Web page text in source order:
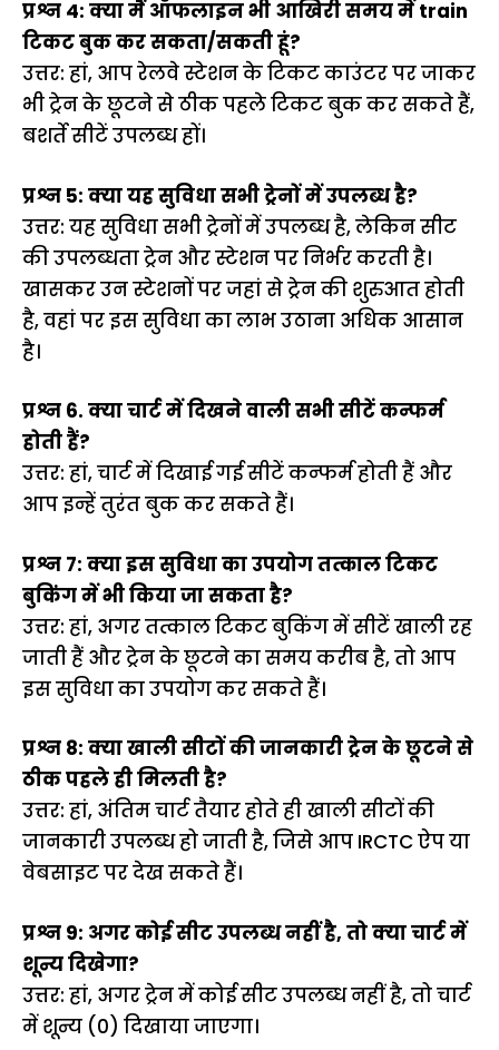
प्रश्न 4: क्या मैं ऑफलाइन भी आखिरी समय में train
टिकट बुक कर सकता/सकती हूं?
उत्तर: हां, आप रेलवे स्टेशन के टिकट काउंटर पर जाकर
भी ट्रेन के छूटने से ठीक पहले टिकट बुक कर सकते हैं,
बशर्ते सीटें उपलब्ध हों।
प्रश्न 5: क्या यह सुविधा सभी ट्रेनों में उपलब्ध है?
उत्तर: यह सुविधा सभी ट्रेनों में उपलब्ध है, लेकिन सीट
की उपलब्धता ट्रेन और स्टेशन पर निर्भर करती है।
खासकर उन स्टेशनों पर जहां से ट्रेन की शुरुआत होती
है, वहां पर इस सुविधा का लाभ उठाना अधिक आसान
है।
प्रश्न 6. क्या चार्ट में दिखने वाली सभी सीटें कन्फर्म
होती हैं?
उत्तर: हां, चार्ट में दिखाई गई सीटें कन्फर्म होती हैं और
आप इन्हें तुरंत बुक कर सकते हैं।
प्रश्न 7: क्या इस सुविधा का उपयोग तत्काल टिकट
बुकिंग में भी किया जा सकता है?
उत्तर: हां, अगर तत्काल टिकट बुकिंग में सीटें खाली रह
जाती हैं और ट्रेन के छूटने का समय करीब है, तो आप
इस सुविधा का उपयोग कर सकते हैं।
प्रश्न 8: क्या खाली सीटों की जानकारी ट्रेन के छूटने से
ठीक पहले ही मिलती है?
उत्तर: हां, अंतिम चार्ट तैयार होते ही खाली सीटों की
जानकारी उपलब्ध हो जाती है, जिसे आप IRCTC ऐप या
वेबसाइट पर देख सकते हैं।
प्रश्न 9: अगर कोई सीट उपलब्ध नहीं है, तो क्या चार्ट में
शून्य दिखेगा?
उत्तर: हां, अगर ट्रेन में कोई सीट उपलब्ध नहीं है, तो चार्ट
में शून्य (0) दिखाया जाएगा।